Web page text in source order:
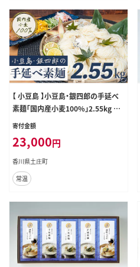
【 小豆島 】小豆島・銀四郎の手延べ
素麺「国内産小麦100%」2.55kg 麺
類 そうめん
寄付金額
23,000円
香川県土庄町
常温